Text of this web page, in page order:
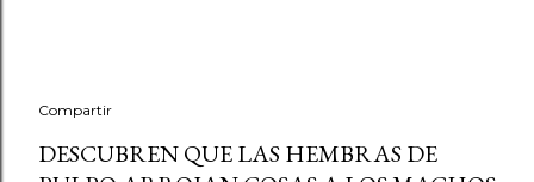
Compartir
DESCUBREN QUE LAS HEMBRAS DE